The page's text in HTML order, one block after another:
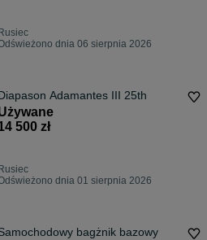
Rusiec
dnia 06 sierpnia 2026
Adamantes III 25th
500 zł
Rusiec
dnia 01 sierpnia 2026
bagżnik bazowy